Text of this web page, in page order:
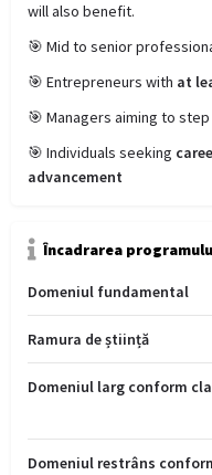
will also benefit.
🎯 Mid to senior
🎯 Entrepreneurs with at
🎯 Managers aiming to
🎯 Individuals seeking
advancement
Încadrarea
Domeniul fundamental
Ramura de știință
Domeniul larg conform
Domeniul restrâns